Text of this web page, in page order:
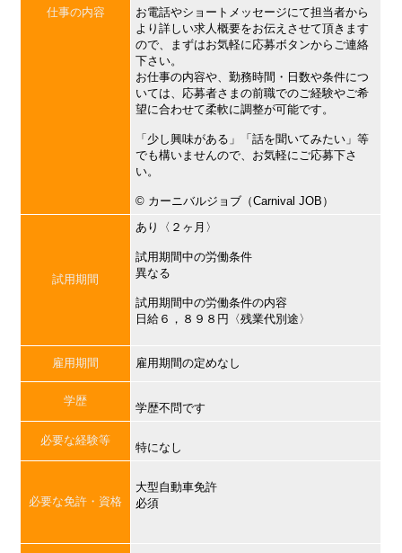
仕事の内容
お電話やショートメッセージにて担当者から
より詳しい求人概要をお伝えさせて頂きます
ので、まずはお気軽に応募ボタンからご連絡
下さい。
お仕事の内容や、勤務時間・日数や条件につ
いては、応募者さまの前職でのご経験やご希
望に合わせて柔軟に調整が可能です。
「少し興味がある」「話を聞いてみたい」等
でも構いませんので、お気軽にご応募下さ
い。
©︎ カーニバルジョブ（Carnival JOB）
試用期間
あり〈２ヶ月〉
試用期間中の労働条件
異なる
試用期間中の労働条件の内容
日給６，８９８円〈残業代別途〉
雇用期間 雇用期間の定めなし
学歴
学歴不問です
必要な経験等
特になし
必要な免許・資格
大型自動車免許
必須